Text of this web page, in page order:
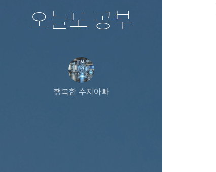
오늘도 공부
행복한 수지아빠